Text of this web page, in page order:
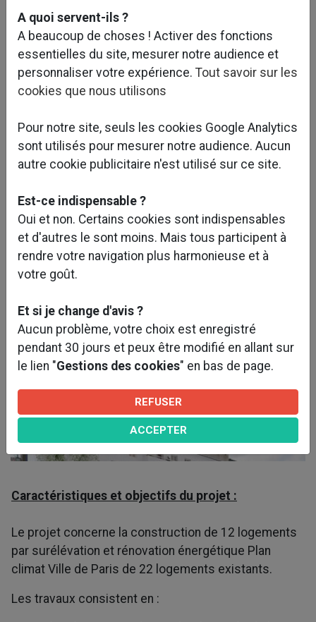
Caractéristiques et objectifs du projet :
Le projet concerne la construction de 12 logements
par surélévation et rénovation énergétique Plan
climat Ville de Paris de 22 logements existants.
Les travaux consistent en :
A quoi servent-ils ?
A beaucoup de choses ! Activer des fonctions
essentielles du site, mesurer notre audience et
personnaliser votre expérience. Tout savoir sur les
cookies que nous utilisons
Pour notre site, seuls les cookies Google Analytics
sont utilisés pour mesurer notre audience. Aucun
autre cookie publicitaire n'est utilisé sur ce site.
Est-ce indispensable ?
Oui et non. Certains cookies sont indispensables
et d'autres le sont moins. Mais tous participent à
rendre votre navigation plus harmonieuse et à
votre goût.
Et si je change d'avis ?
Aucun problème, votre choix est enregistré
pendant 30 jours et peux être modifié en allant sur
le lien "Gestions des cookies" en bas de page.
REFUSER
ACCEPTER